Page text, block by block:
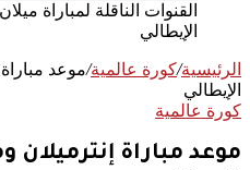
القنوات الناقلة لمباراة
الإيطالي
الرئيسية/كورة عالمية/موعد
الإيطالي
كورة عالمية
موعد مباراة إنترميلان